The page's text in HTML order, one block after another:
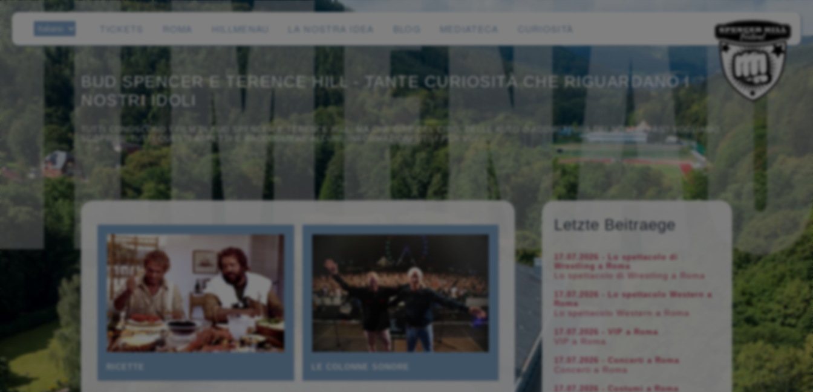
BUD SPENCER E TERENCE HILL - TANTE CURIOSITÀ CHE RIGUARDANO I
NOSTRI IDOLI
TUTTI CONOSCONO I FILM DI BUD SPENCER E TERENCE HILL. MA CHE DIRE DEL CIBO, DELLE AUTO O ADDIRITTURA DEI NOSTRI FAN? VOGLIAMO
SCOPRIRE TUTTI QUESTI ASPETTI E RACCOGLIERE ALCUNE INFORMAZIONI UTILI PER VOI.
TICKETS ROMA HILLMENAU LA NOSTRA IDEA MEDIATECA
Letzte Beitraege
17.07.2026 - Lo spettacolo di
Wrestling a Roma
Lo spettacolo di Wrestling a Roma
17.07.2026 - Lo spettacolo Western a
Roma
Lo spettacolo Western a Roma
17.07.2026 - VIP a Roma
VIP a Roma
17.07.2026 - Concerti a Roma
Concerti a Roma
17.07.2026 - Costumi a Roma